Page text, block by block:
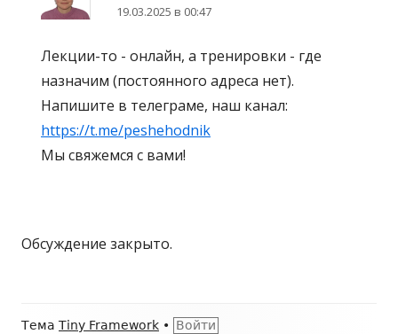
19.03.2025 в 00:47
Лекции-то - онлайн, а тренировки - где
назначим (постоянного адреса нет).
Напишите в телеграме, наш канал:
https://t.me/peshehodnik
Мы свяжемся с вами!
Обсуждение закрыто.
Содержимое
Тема Tiny Framework • Войти